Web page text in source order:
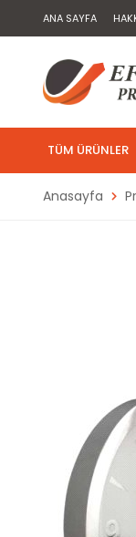
ANA SAYFA
TÜM ÜRÜNLER
Anasayfa